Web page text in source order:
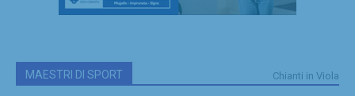
MAESTRI DI SPORT Chianti in Viola